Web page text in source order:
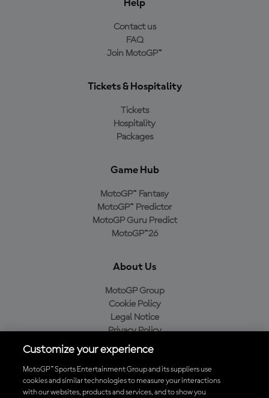
Help
Contact us
FAQ
Join MotoGP™
Tickets & Hospitality
Tickets
Hospitality
Packages
Game Hub
MotoGP™ Fantasy
MotoGP™ Predictor
MotoGP Guru Predict
MotoGP™26
About Us
MotoGP Group
Cookie Policy
Legal Notice
Privacy Policy
Purchase Policy
Baixe o aplicativo oficial da MotoGP™
Customize your experience
MotoGP™ Sports Entertainment Group and its suppliers use
cookies and similar technologies to measure your interactions
with our websites, products and services, and to show you